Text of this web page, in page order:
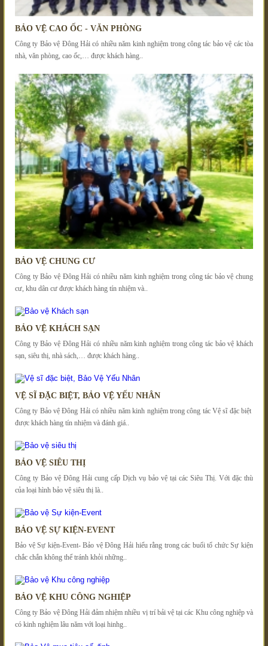
BẢO VỆ CAO ỐC - VĂN PHÒNG
Công ty Bảo vệ Đông Hải có nhiều năm kinh nghiệm trong công tác bảo vệ các tòa
nhà, văn phòng, cao ốc,… được khách hàng..
BẢO VỆ CHUNG CƯ
Công ty Bảo vệ Đông Hải có nhiều năm kinh nghiệm trong công tác bảo vệ chung
cư, khu dân cư được khách hàng tín nhiệm và..
BẢO VỆ KHÁCH SẠN
Công ty Bảo vệ Đông Hải có nhiều năm kinh nghiệm trong công tác bảo vệ khách
sạn, siêu thị, nhà sách,… được khách hàng..
VỆ SĨ ĐẶC BIỆT, BẢO VỆ YẾU NHÂN
Công ty Bảo vệ Đông Hải có nhiều năm kinh nghiệm trong công tác Vệ sĩ đặc biệt
được khách hàng tín nhiệm và đánh giá..
BẢO VỆ SIÊU THỊ
Công ty Bảo vệ Đông Hải cung cấp Dịch vụ bảo vệ tại các Siêu Thị. Với đặc thù
của loại hình bảo vệ siêu thị là..
BẢO VỆ SỰ KIỆN-EVENT
Bảo vệ Sự kiện-Event- Bảo vệ Đông Hải hiểu rằng trong các buổi tổ chức Sự kiện
chắc chắn không thể tránh khỏi những..
BẢO VỆ KHU CÔNG NGHIỆP
Công ty Bảo vệ Đông Hải đảm nhiệm nhiều vị trí bải vệ tại các Khu công nghiệp và
có kinh nghiệm lâu năm với loại hinhg..